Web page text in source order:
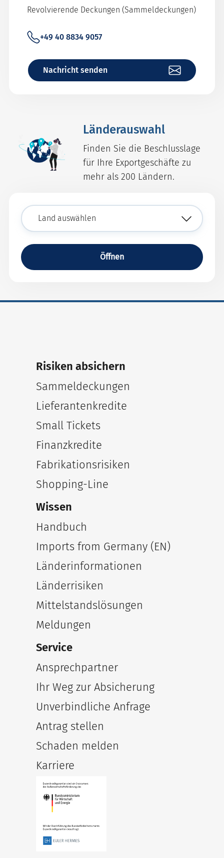
Revolvierende Deckungen (Sammeldeckungen)
+49 40 8834 9057
Nachricht senden
Länderauswahl
Finden Sie die Beschlusslage
für Ihre Exportgeschäfte zu
mehr als 200 Ländern.
Öffnen
Risiken absichern
Sammeldeckungen
Lieferantenkredite
Small Tickets
Finanzkredite
Fabrikationsrisiken
Shopping-Line
Wissen
Handbuch
Imports from Germany (EN)
Länderinformationen
Länderrisiken
Mittelstandslösungen
Meldungen
Service
Ansprechpartner
Ihr Weg zur Absicherung
Unverbindliche Anfrage
Antrag stellen
Schaden melden
Karriere